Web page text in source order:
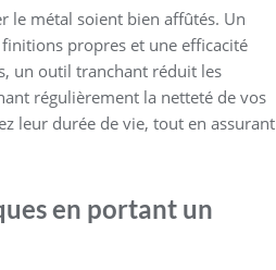
le métal soient bien affûtés. Un
propres et une efficacité
un outil tranchant réduit les
régulièrement la netteté de vos
leur durée de vie, tout en assurant
en portant un